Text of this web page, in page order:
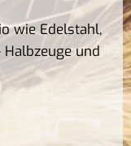
wie Edelstahl,
und